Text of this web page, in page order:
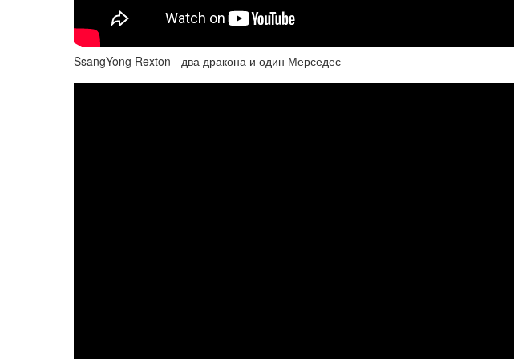
SsangYong Rexton - два дракона и один Мерседес